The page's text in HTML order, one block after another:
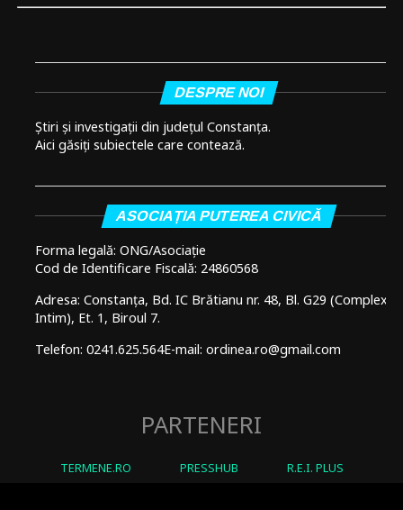
DESPRE NOI
Știri și investigații din județul Constanța.
Aici găsiți subiectele care contează.
ASOCIAȚIA PUTEREA CIVICĂ
Forma legală: ONG/Asociație
Cod de Identificare Fiscală: 24860568
Adresa: Constanța, Bd. IC Brătianu nr. 48, Bl. G29 (Complex
Intim), Et. 1, Biroul 7.
Telefon: 0241.625.564E-mail: ordinea.ro@gmail.com
PARTENERI
TERMENE.RO PRESSHUB R.E.I. PLUS